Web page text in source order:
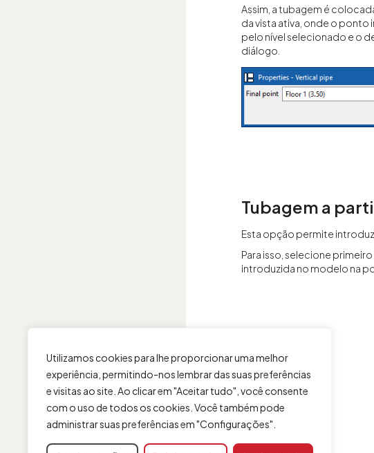
Utilizamos cookies para lhe proporcionar uma melhor
experiência, permitindo-nos lembrar das suas preferências
e visitas ao site. Ao clicar em "Aceitar tudo", você consente
com o uso de todos os cookies. Você também pode
administrar suas preferências em "Configurações".
Assim, a tubagem é
da vista ativa, onde o ponto
pelo nível selecionado e o
diálogo.
Tubagem a
Esta opção permite
Para isso, selecione
introduzida no modelo na